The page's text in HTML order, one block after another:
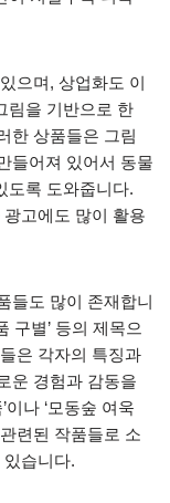
으며, 상업화도 이
림을 기반으로 한
한 상품들은 그림
들어져 있어서 동물
도록 도와줍니다.
고에도 많이 활용
들도 많이 존재합니
구별’ 등의 제목으
은 각자의 특징과
운 경험과 감동을
나 ‘모동숲 여욱
련된 작품들로 소
습니다.